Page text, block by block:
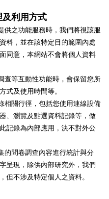
利用方式
供之功能服務時，我們將視該服
料，並在該特定目的範圍內處
同意，本網站不會將個人資料
查等互動性功能時，會保留您所
式及使用時間等。
相關行徑，包括您使用連線設備
、瀏覽及點選資料記錄等，做
記錄為內部應用，決不對外公
的問卷調查內容進行統計與分
呈現，除供內部研究外，我們
但不涉及特定個人之資料。